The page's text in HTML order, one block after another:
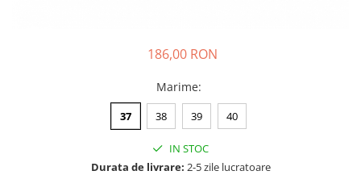
186,00 RON
Marime:
37 38 39 40
IN STOC
Durata de livrare: 2-5 zile lucratoare